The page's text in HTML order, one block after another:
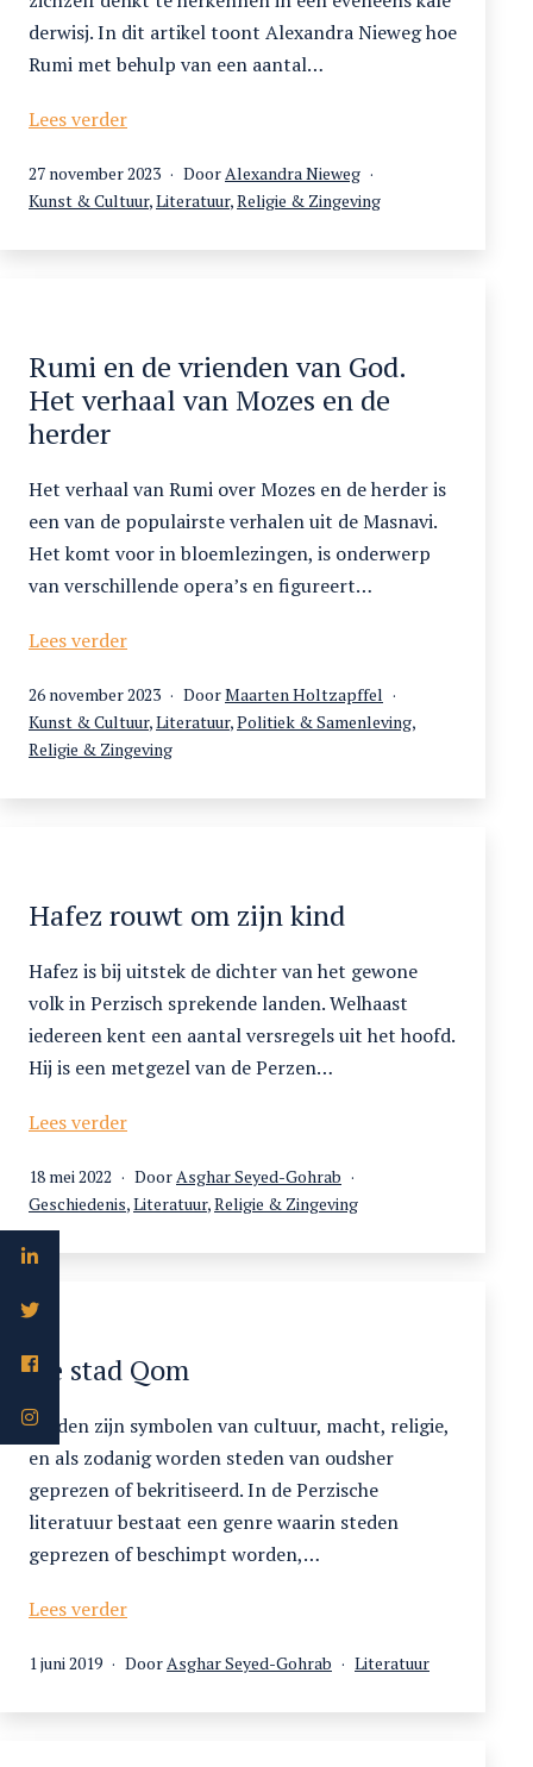
derwisj. In dit artikel toont Alexandra Nieweg hoe
Rumi met behulp van een aantal…
Lees verderRumi
meesterverteller.
Over
kruidenierszaak
en
de
Gepubliceerd
op
27 november 2023 DoorAlexandra Nieweg
Gecategoriseerd
Kunst & Cultuur,Literatuur,Religie & Zingeving
Rumi en de vrienden van God.
Het verhaal van Mozes en de
herder
Het verhaal van Rumi over Mozes en de herder is
een van de populairste verhalen uit de Masnavi.
Het komt voor in bloemlezingen, is onderwerp
van verschillende opera’s en figureert…
Lees verderRumi
de
vrienden
van
Mozes
de
herder
Gepubliceerd
op
26 november 2023 DoorMaarten Holtzapffel
Gecategoriseerd
als
Kunst & Cultuur,Literatuur,Politiek & Samenleving,
Religie & Zingeving
Hafez rouwt om zijn kind
Hafez is bij uitstek de dichter van het gewone
volk in Perzisch sprekende landen. Welhaast
iedereen kent een aantal versregels uit het hoofd.
Hij is een metgezel van de Perzen…
Lees verderHafez
om
zijn
Gepubliceerd
op
18 mei 2022 DoorAsghar Seyed-Gohrab
Gecategoriseerd
als
Geschiedenis,Literatuur,Religie & Zingeving
De stad Qom
Steden zijn symbolen van cultuur, macht, religie,
en als zodanig worden steden van oudsher
geprezen of bekritiseerd. In de Perzische
literatuur bestaat een genre waarin steden
geprezen of beschimpt worden,…
Lees verderDe
Qom
Gepubliceerd
1 juni 2019 DoorAsghar Seyed-Gohrab
Gecategoriseerd
Literatuur